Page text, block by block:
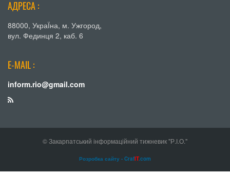
АДРЕСА :
88000, УкраЇна, м. Ужгород,
вул. Фединця 2, каб. 6
E-MAIL :
inform.rio@gmail.com
© Закарпатський інформаційний тижневик "Р.І.О."
Розробка сайту - CrafIT.com